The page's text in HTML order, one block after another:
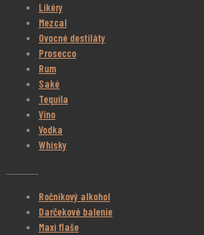
Likéry
Mezcal
Ovocné destiláty
Prosecco
Rum
Saké
Tequila
Víno
Vodka
Whisky
________
Ročníkový alkohol
Darčekové balenie
Maxi flaše